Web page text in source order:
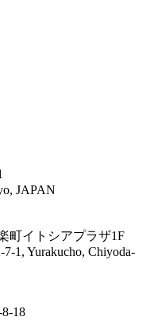
JAPAN
町イトシアプラザ1F
1, Yurakucho, Chiyoda-
18